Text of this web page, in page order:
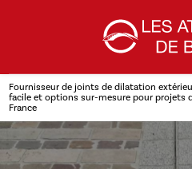
Fournisseur de joints de dilatation
facile et options sur-mesure pour projets
France